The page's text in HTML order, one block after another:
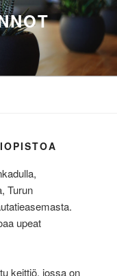
Turun
upeat
keittiö, jossa on